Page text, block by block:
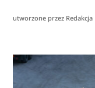
utworzone przez Redakcja